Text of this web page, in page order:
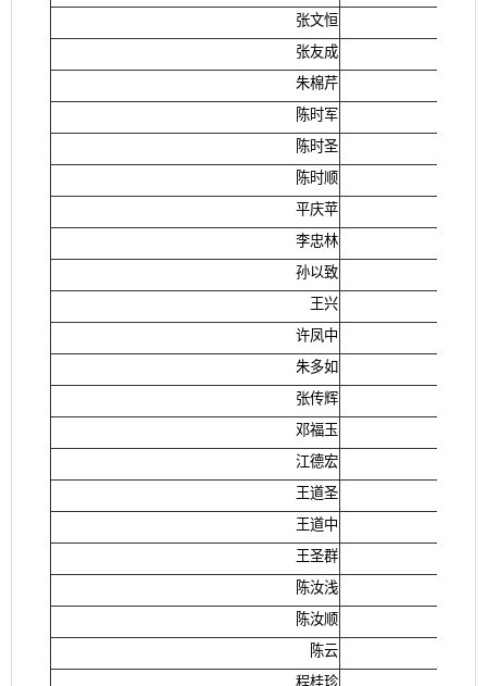
张文恒
张友成
朱棉芹
陈时军
陈时圣
陈时顺
平庆苹
李忠林
孙以致
王兴
许凤中
朱多如
张传辉
邓福玉
江德宏
王道圣
王道中
王圣群
陈汝浅
陈汝顺
陈云
程桂珍